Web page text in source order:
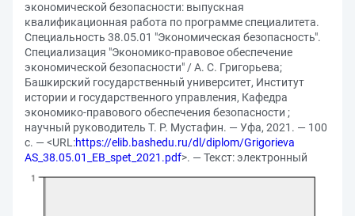
экономической безопасности: выпускная
квалификационная работа по программе специалитета.
Специальность 38.05.01 "Экономическая безопасность".
Специализация "Экономико-правовое обеспечение
экономической безопасности" / А. С. Григорьева;
Башкирский государственный университет, Институт
истории и государственного управления, Кафедра
экономико-правового обеспечения безопасности ;
научный руководитель Т. Р. Мустафин. — Уфа, 2021. — 100
с. — <URL:https://elib.bashedu.ru/dl/diplom/Grigorieva
AS_38.05.01_EB_spet_2021.pdf>. — Текст: электронный